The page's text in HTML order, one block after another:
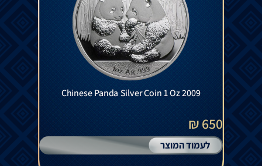
Chinese Panda Silver Coin 1 Oz 2009
650 ₪
לעמוד המוצר